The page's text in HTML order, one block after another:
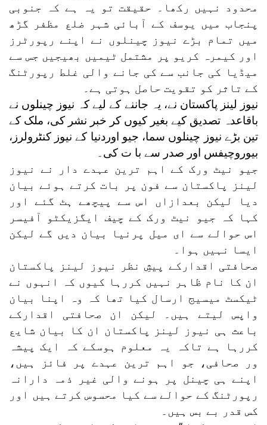
محدود نہیں رکھا۔ حقیقت تو یہ ہے کہ جنوبی
پنجاب میں یوسف کے آبائی شہر ضلع مظفر گڑھ
میں تمام بڑے نیوز چینلوں نے اپنے رپورٹرز
اور کیمرہ کریو پر مشتمل ٹیمیں بھیجیں جس سے
میڈیا کی جانب سے کی جانے والی غلط رپورٹنگ
کے تاثر کو تقویت حاصل ہوتی ہے۔
نیوز لینز پاکستان نے، یہ جاننے کے لیے کہ نیوز چینلوں نے
باقاعدہ تصدیق کیے بغیر کیوں کر خبر نشر کی، ملک کے
تین بڑے نیوز چینلوں سما، جیو اوردنیا کے نیوز کنٹرولرز،
بیوروچیفس اور صدر سے با ت کی۔
جیو نیٹ ورک کے اہم ترین عہدے دار نے نیوز
لینز پاکستان سے فون پر بات کرتے ہوئے بیان
دیا لیکن بعدازاں اس سے پیچھے ہٹ گئے اور
کہا کہ جیو نیٹ ورک کے چیف ایگزیکٹو آفیسر
اس حوالے سے ای میل پرنیا بیان دیں گے لیکن
ایسا نہیں ہوا۔
صحافتی اقدارکے پیشِ نظر نیوز لینز پاکستان
ان کا نام ظاہر نہیں کررہا کیوں کہ انہوں نے
ٹیکسٹ میسیج ارسال کیا تھا کہ وہ اپنا بیان
واپس لیتے ہیں۔ لیکن ان صحافتی اقدارکے
باعث ہی نیوز لینز پاکستان ان کا بیان شایع
کررہا ہے تاکہ یہ معلوم ہوسکے کہ ایک پیشہ
ور صحافی، جو اہم ترین عہدے پر فائز ہیں،
اپنے ہی چینل پر ہونے والی غیر ذمہ دارانہ
رپورٹنگ کے حوالے سے کیا محسوس کرتے ہیں اور
کس قدر بے بس ہیں۔